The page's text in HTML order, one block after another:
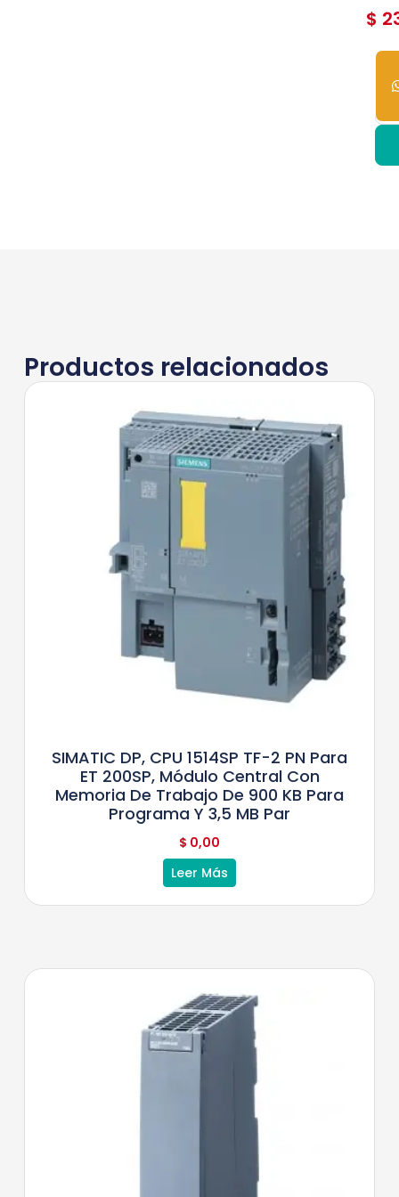
$
2
Productos relacionados
SIMATIC DP, CPU 1514SP TF-2 PN Para
ET 200SP, Módulo Central Con
Memoria De Trabajo De 900 KB Para
Programa Y 3,5 MB Par
$ 0,00
Leer Más